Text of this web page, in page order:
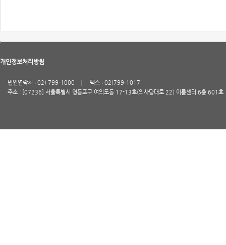
개인정보처리방침
법인연락처 : 02) 799-1000
팩스 : 02)799-1017
주소 : [07236] 서울특별시 영등포구 여의도동 17-13호(의사당대로 22) 이룸센터 6층 601호